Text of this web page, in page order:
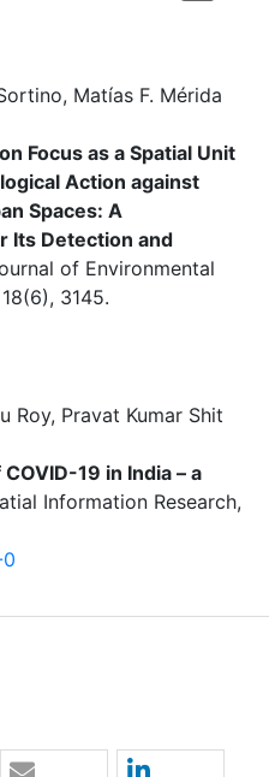
Matías F. Mérida
Focus as a Spatial Unit
Action against
Spaces: A
Its Detection and
of Environmental
3145.
Roy, Pravat Kumar Shit
19 in India – a
Information Research,